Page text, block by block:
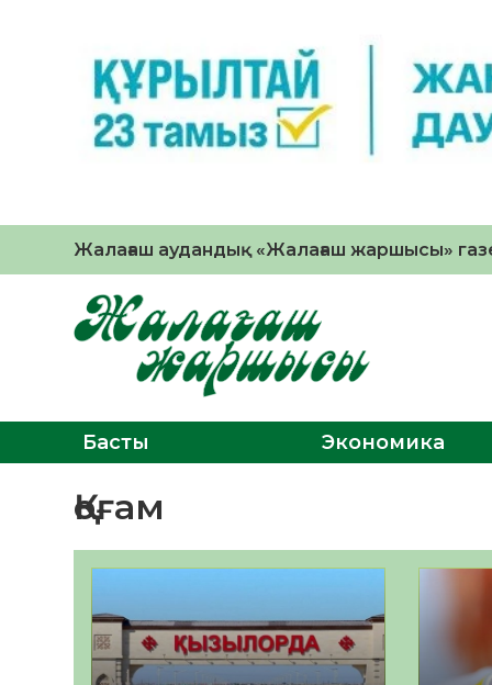
Жалағаш аудандық «Жалағаш жаршысы»
Басты Экономика
Қоғам